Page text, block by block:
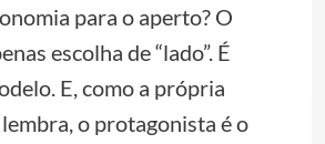
para o aperto? O
escolha de “lado”. É
E, como a própria
o protagonista é o